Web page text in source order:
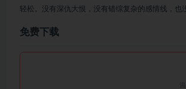
轻松。没有深仇大恨，没有错综复杂的感情线，也
免费下载